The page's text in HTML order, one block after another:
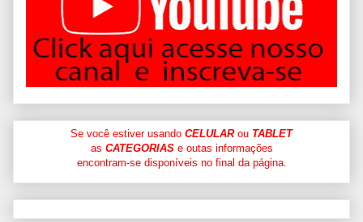
Se você estiver usando CELULARou TABLET
as CATEGORIASe outas informações
encontram-se disponíveis no final da página.